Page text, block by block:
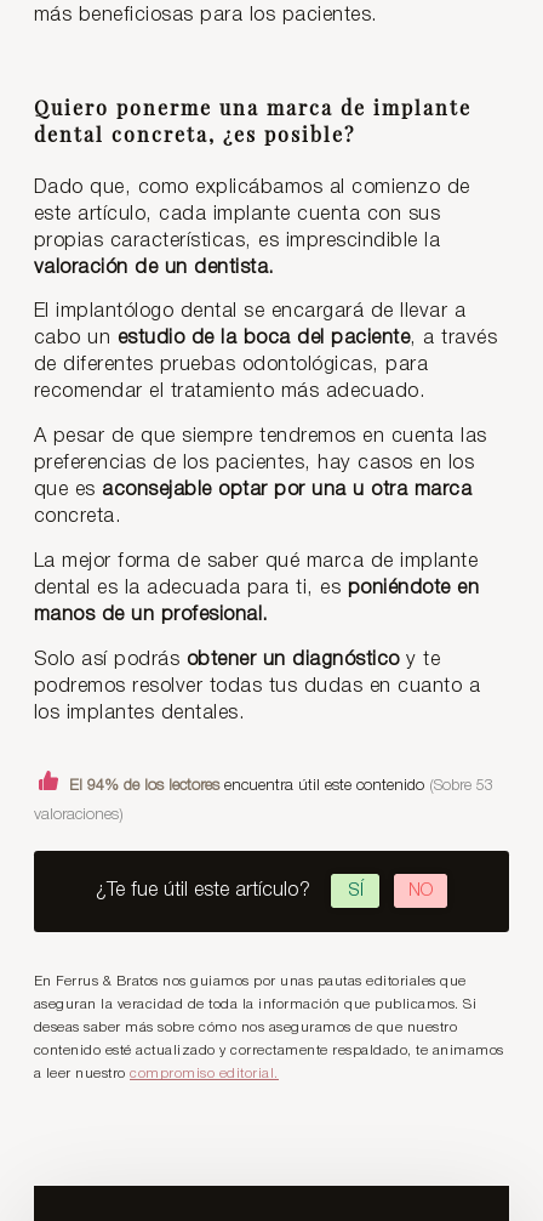
más beneficiosas para los pacientes.
Quiero ponerme una marca de implante
dental concreta, ¿es posible?
Dado que, como explicábamos al comienzo de
este artículo, cada implante cuenta con sus
propias características, es imprescindible la
valoración de un dentista.
El implantólogo dental se encargará de llevar a
cabo un estudio de la boca del paciente, a través
de diferentes pruebas odontológicas, para
recomendar el tratamiento más adecuado.
A pesar de que siempre tendremos en cuenta las
preferencias de los pacientes, hay casos en los
que es aconsejable optar por una u otra marca
concreta.
La mejor forma de saber qué marca de implante
dental es la adecuada para ti, es poniéndote en
manos de un profesional.
Solo así podrás obtener un diagnósticoy te
podremos resolver todas tus dudas en cuanto a
los implantes dentales.
El 94% de los lectoresencuentra útil este contenido (Sobre 53
valoraciones)
¿Te fue útil este artículo? SÍ NO
En Ferrus & Bratos nos guiamos por unas pautas editoriales que
aseguran la veracidad de toda la información que publicamos. Si
deseas saber más sobre cómo nos aseguramos de que nuestro
contenido esté actualizado y correctamente respaldado, te animamos
a leer nuestrocompromiso editorial.